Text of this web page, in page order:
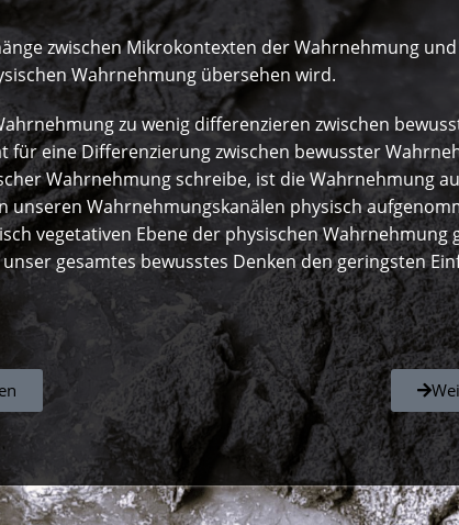
zwischen Mikrokontexten der Wahrnehmung
Wahrnehmung übersehen wird.
zu wenig differenzieren zwischen
für eine Differenzierung zwischen bewusster
Wahrnehmung schreibe, ist die Wahrnehmung
unseren Wahrnehmungskanälen physisch
vegetativen Ebene der physischen
gesamtes bewusstes Denken den geringsten